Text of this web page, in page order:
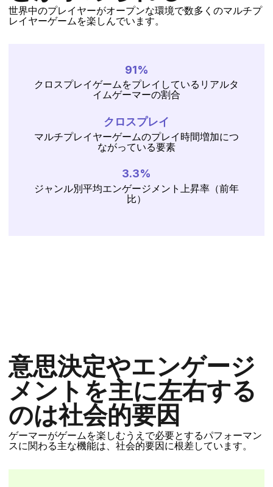
世界中のプレイヤーがオープンな環境で数多くのマルチプ
レイヤーゲームを楽しんでいます。
91%
クロスプレイゲームをプレイしているリアルタ
イムゲーマーの割合
クロスプレイ
マルチプレイヤーゲームのプレイ時間増加につ
ながっている要素
3.3%
ジャンル別平均エンゲージメント上昇率（前年
比）
意思決定やエンゲージ
メントを主に左右する
のは社会的要因
ゲーマーがゲームを楽しむうえで必要とするパフォーマン
スに関わる主な機能は、社会的要因に根差しています。